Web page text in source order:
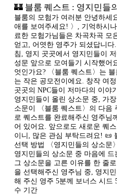
🏰 블룸 퀘스트 : 영지민들
블룸의 모험가 여러분 안녕하세
애를 보여주세요! 〉, 기억하시
료한 모험가님들은 차곡차곡 모
얻고, 어엿한 영주가 되셨답니
침, 영지 곳곳에서 영지민들이
성문 앞으로 모여들기 시작했
엇인가요? 〈블룸 퀘스트〉는
는 작은 공모전이에요. 창작 여
곳곳의 NPC들이 저마다의 이야
영지민들이 올린 상소문 중, 가
소문이 〈블룸 퀘스트〉의 다음
로 퀘스트를 완료해주신 영주님
어 있어요. 앞으로도 새로운 퀘
이니, 많은 관심 부탁드려요! 📜
선택 방법 〈영지민들의 상소문
영지민들의 상소문 중 마음에
그 상소문을 고른 이유를 한 줄
을 선택해주신 영주님 중, 영지
해 주신 영주 5분께 보너스 시드
수 기간